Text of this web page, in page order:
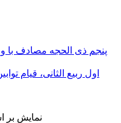
پنجم ذی الحجه مصادف با
اول ربیع الثانی، قیام
نمایش بر